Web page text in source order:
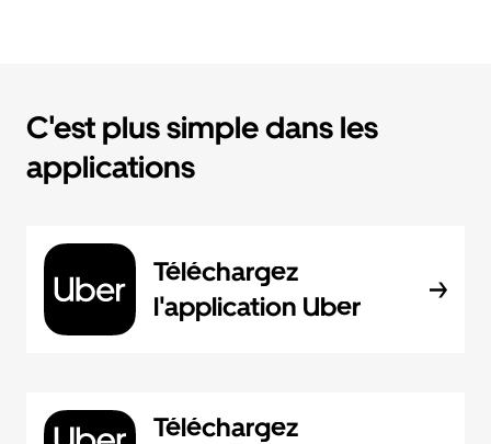
C'est plus simple dans les
applications
Téléchargez
l'application Uber
Téléchargez